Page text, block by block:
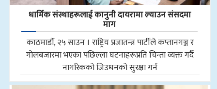
धार्मिक संस्थाहरूलाई कानुनी दायरामा ल्याउन संसदमा
माग
काठमाडौँ, २५ साउन । राष्ट्रिय प्रजातन्त्र पार्टीले कप्तानगञ्ज र
गोलबजारमा भएका पछिल्ला घटनाहरूप्रति चिन्ता व्यक्त गर्दै
नागरिकको जिउधनको सुरक्षा गर्न